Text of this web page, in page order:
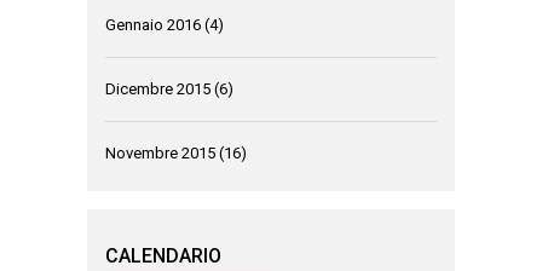
Gennaio 2016 (4)
Dicembre 2015 (6)
Novembre 2015 (16)
CALENDARIO